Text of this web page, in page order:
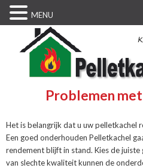
Problemen
Het is belangrijk dat u uw pelletkachel
Een goed onderhouden Pelletkachel
rendement blijft in stand. Kies de
van slechte kwaliteit kunnen de
MENU